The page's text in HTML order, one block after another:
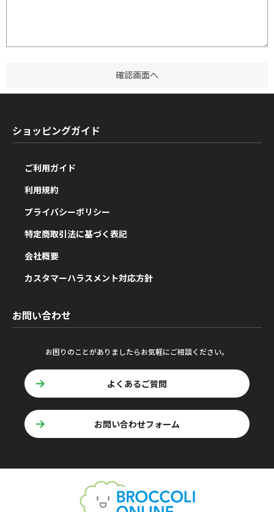
ショッピングガイド
ご利用ガイド
利用規約
プライバシーポリシー
特定商取引法に基づく表記
会社概要
カスタマーハラスメント対応方針
お問い合わせ
お困りのことがありましたらお気軽にご相談ください。
よくあるご質問
お問い合わせフォーム